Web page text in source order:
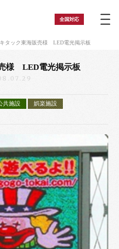
全国対応
キタック東海販売様 LED電光掲示板
様 LED電光掲示板
共施設 娯楽施設